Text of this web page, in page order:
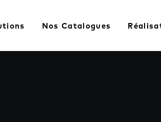
Nos Catalogues